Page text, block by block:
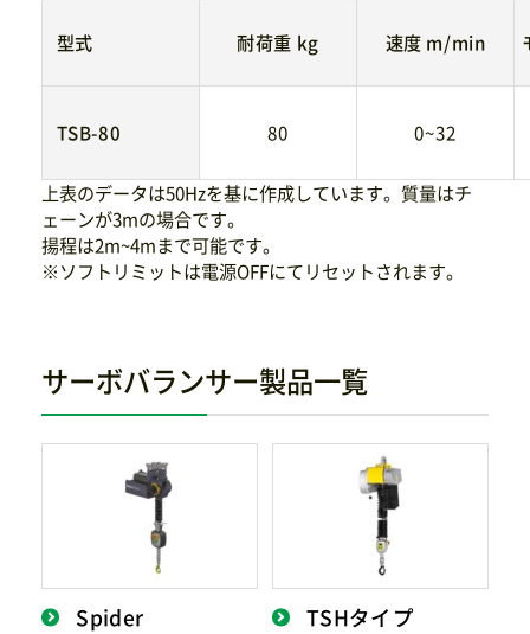
型式 耐荷重 kg 速度 m/min
TSB-80 80 0~32
上表のデータは50Hzを基に作成しています。質量はチ
ェーンが3mの場合です。
揚程は2m~4mまで可能です。
※ソフトリミットは電源OFFにてリセットされます。
サーボバランサー製品一覧
Spider TSHタイプ